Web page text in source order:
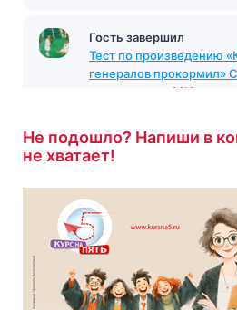
Гость завершил
Тест по произведению
генералов прокормил»
8/10
Не подошло? Напиши в
не хватает!